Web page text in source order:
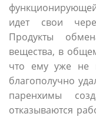
идет свои
Продукты
вещества, в
что ему уже не
благополучно
паренхимы
отказываются